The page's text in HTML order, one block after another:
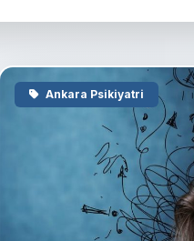
Ankara Psikiyatri